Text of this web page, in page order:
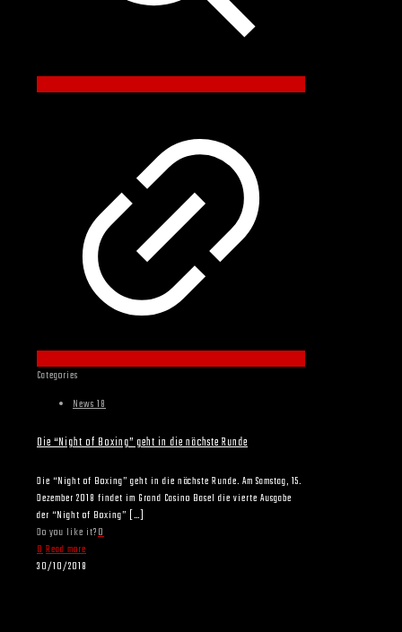
Categories
News 18
Die “Night of Boxing” geht in die nächste Runde
Die “Night of Boxing” geht in die nächste Runde. Am Samstag, 15.
Dezember 2018 findet im Grand Casino Basel die vierte Ausgabe
der “Night of Boxing” […]
Do you like it?0
0 Read more
30/10/2018